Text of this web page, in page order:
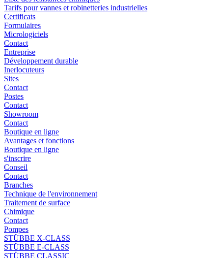
Tarifs pour vannes et robinetteries industrielles
Certificats
Formulaires
Micrologiciels
Contact
Entreprise
Développement durable
Inerlocuteurs
Sites
Contact
Postes
Contact
Showroom
Contact
Boutique en ligne
Avantages et fonctions
Boutique en ligne
s'inscrire
Conseil
Contact
Branches
Technique de l'environnement
Traitement de surface
Chimique
Contact
Pompes
STÜBBE X-CLASS
STÜBBE E-CLASS
STÜBBE CLASSIC